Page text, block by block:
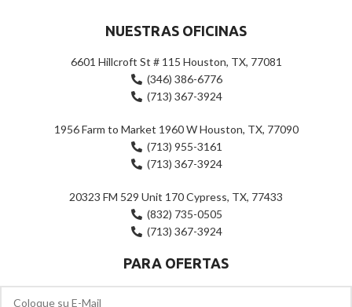
NUESTRAS OFICINAS
6601 Hillcroft St # 115 Houston, TX, 77081
(346) 386-6776
(713) 367-3924
1956 Farm to Market 1960 W Houston, TX, 77090
(713) 955-3161
(713) 367-3924
20323 FM 529 Unit 170 Cypress, TX, 77433
(832) 735-0505
(713) 367-3924
PARA OFERTAS